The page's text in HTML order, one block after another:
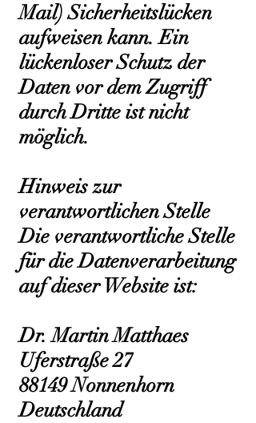
Mail) Sicherheitslücken
aufweisen kann. Ein
lückenloser Schutz der
Daten vor dem Zugriff
durch Dritte ist nicht
möglich.
Hinweis zur
verantwortlichen Stelle
Die verantwortliche Stelle
für die Datenverarbeitung
auf dieser Website ist:
Dr. Martin Matthaes
Uferstraße 27
88149 Nonnenhorn
Deutschland